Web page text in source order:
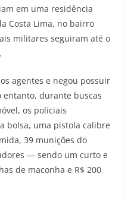
em uma residência
Costa Lima, no bairro
militares seguiram até o
agentes e negou possuir
durante buscas
os policiais
bolsa, uma pistola calibre
39 munições do
— sendo um curto e
de maconha e R$ 200